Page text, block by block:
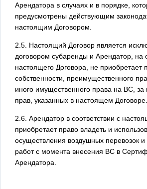
Арендатора в случаях и в порядке,
предусмотрены действующим
настоящим Договором.
2.5. Настоящий Договор является
договором субаренды и Арендатор, на
настоящего Договора, не приобретает
собственности, преимущественного
иного имущественного права на ВС,
прав, указанных в настоящем Договоре.
2.6. Арендатор в соответствии с
приобретает право владеть и
осуществления воздушных перевозок
работ с момента внесения ВС в
Арендатора.